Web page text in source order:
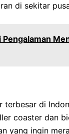
di sekitar
terbesar di
coaster dan
yang ingin